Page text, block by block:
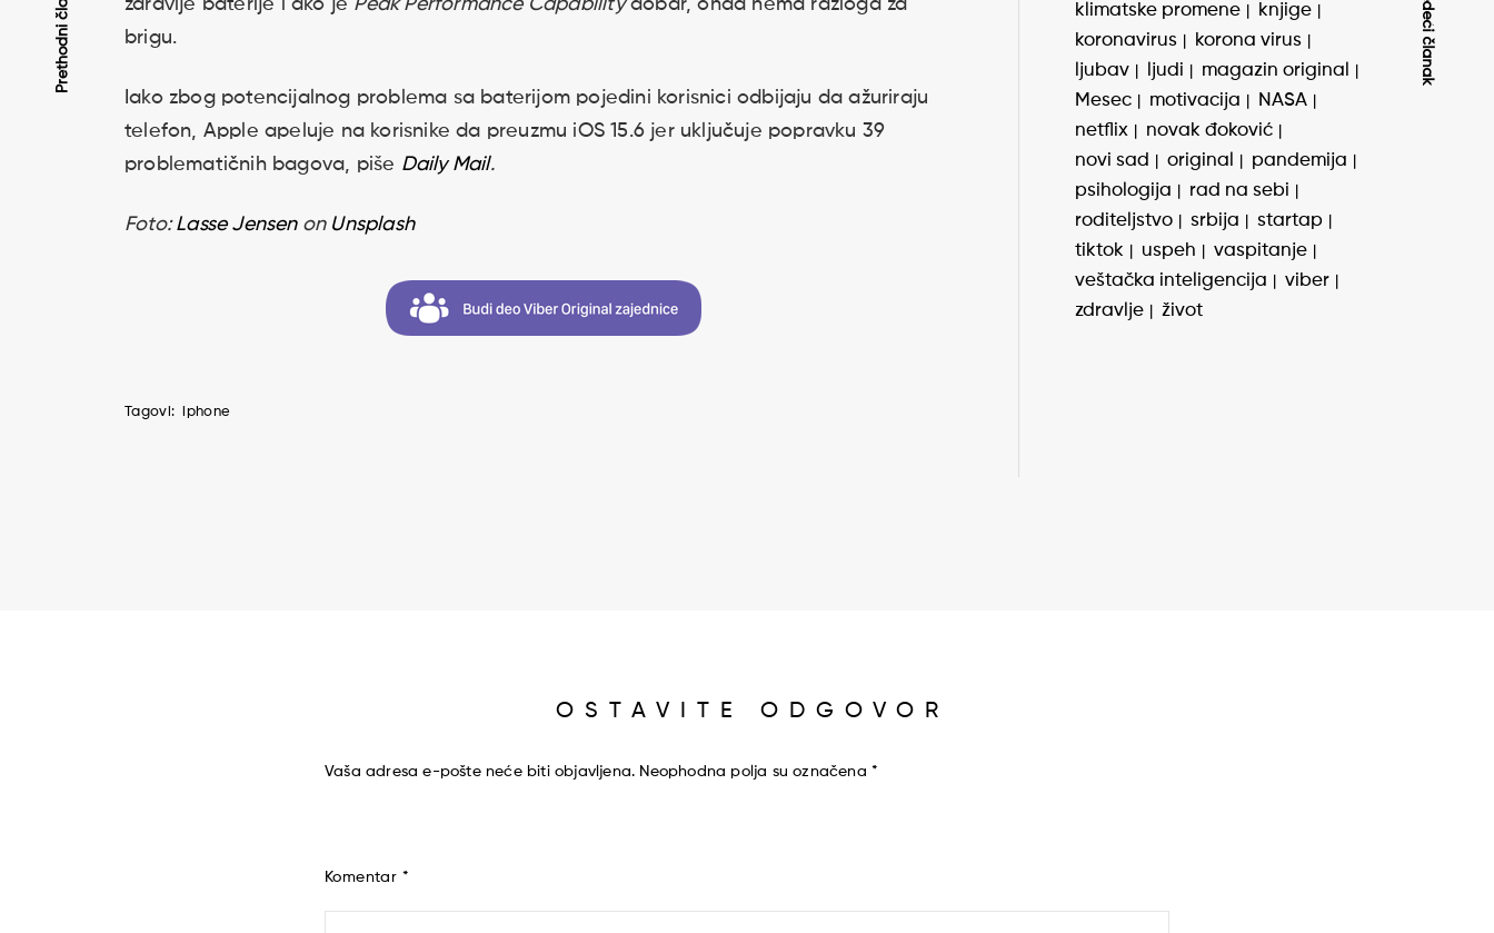
zdravlje baterije i ako je Peak Performance Capabilitydobar, onda nema razloga za
brigu.
Iako zbog potencijalnog problema sa baterijom pojedini korisnici odbijaju da ažuriraju
telefon, Apple apeluje na korisnike da preuzmu iOS 15.6 jer uključuje popravku 39
problematičnih bagova, piše Daily Mail.
Foto:Lasse Jensenon Unsplash
Tagovi: iphone
članaka
Prethodni članak Sledeći članak
klimatske promene
knjige
koronavirus
korona virus
ljubav
ljudi
magazin original
Mesec
motivacija
NASA
netflix
novak đoković
novi sad
original
pandemija
psihologija
rad na sebi
roditeljstvo
srbija
startap
tiktok
uspeh
vaspitanje
veštačka inteligencija
viber
zdravlje
život
OSTAVITE ODGOVOR
Vaša adresa e-pošte neće biti objavljena. Neophodna polja su označena*
Komentar *